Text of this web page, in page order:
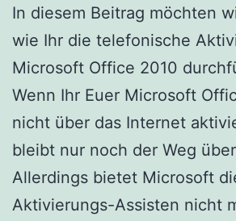
In diesem Beitrag möchten
wie Ihr die telefonische
Microsoft Office 2010
Wenn Ihr Euer Microsoft
nicht über das Internet
bleibt nur noch der Weg
Allerdings bietet Microsoft
Aktivierungs-Assisten nicht